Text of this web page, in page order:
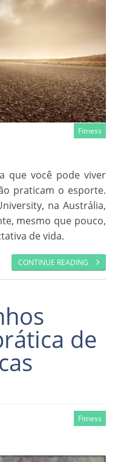
Fitness
que você pode viver
praticam o esporte.
na Austrália,
mesmo que pouco,
de vida.
CONTINUE READING
de
Fitness